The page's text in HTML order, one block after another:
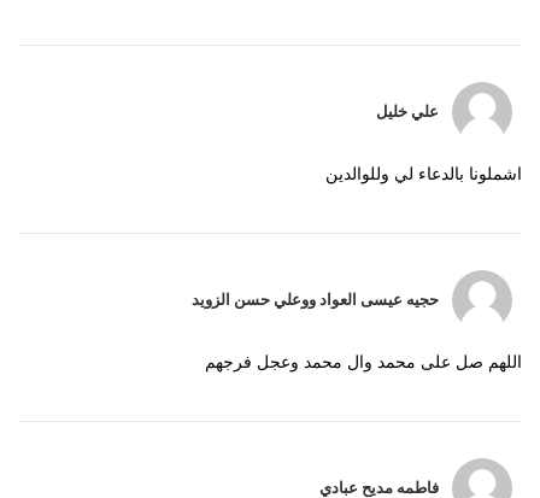
علي خليل
اشملونا بالدعاء لي وللوالدين
حجيه عيسى العواد ووعلي حسن الزويد
اللهم صل على محمد وال محمد وعجل فرجهم
فاطمه مديح عبادي